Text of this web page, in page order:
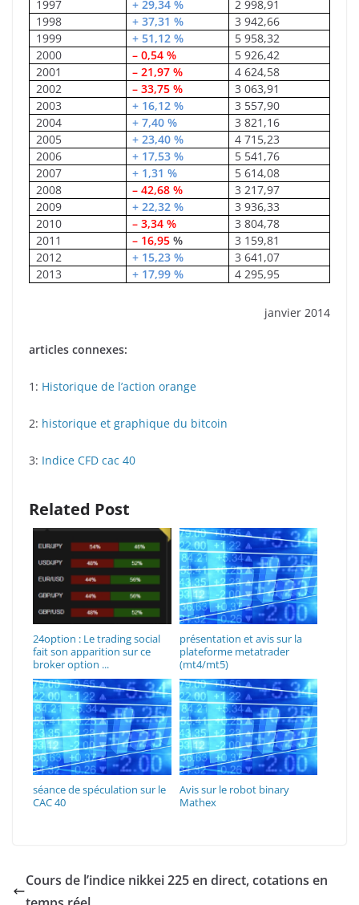
1997 + 29,34 %
2 998,91
1998
+ 37,31 %
3 942,66
1999
+ 51,12 %
5 958,32
2000
– 0,54 %
5 926,42
2001
– 21,97 %
4 624,58
2002
– 33,75 %
3 063,91
2003
+ 16,12 %
3 557,90
2004
+ 7,40 %
3 821,16
2005
+ 23,40 %
4 715,23
2006
+ 17,53 %
5 541,76
2007
+ 1,31 %
5 614,08
2008
– 42,68 %
3 217,97
2009
+ 22,32 %
3 936,33
2010
– 3,34 %
3 804,78
2011
– 16,95%
3 159,81
2012
+ 15,23 %
3 641,07
2013
+ 17,99 % 4 295,95
janvier 2014
articles connexes:
1: Historique de l’action orange
2: historique et graphique du bitcoin
3: Indice CFD cac 40
Related Post
24option : Le trading social
fait son apparition sur ce
broker option ...
présentation et avis sur la
plateforme metatrader
(mt4/mt5)
séance de spéculation sur le
CAC 40
Avis sur le robot binary
Mathex
Cours de l’indice nikkei 225 en direct, cotations en